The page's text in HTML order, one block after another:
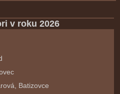
v roku 2026
Batizovce